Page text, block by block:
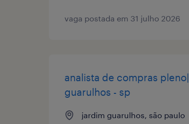
vaga postada em 31 julho 2026
analista de compras pleno|
guarulhos - sp
jardim guarulhos, são paulo